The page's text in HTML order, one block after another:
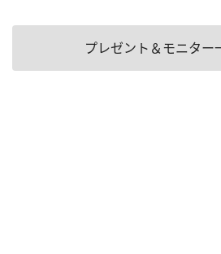
プレゼント＆モニター